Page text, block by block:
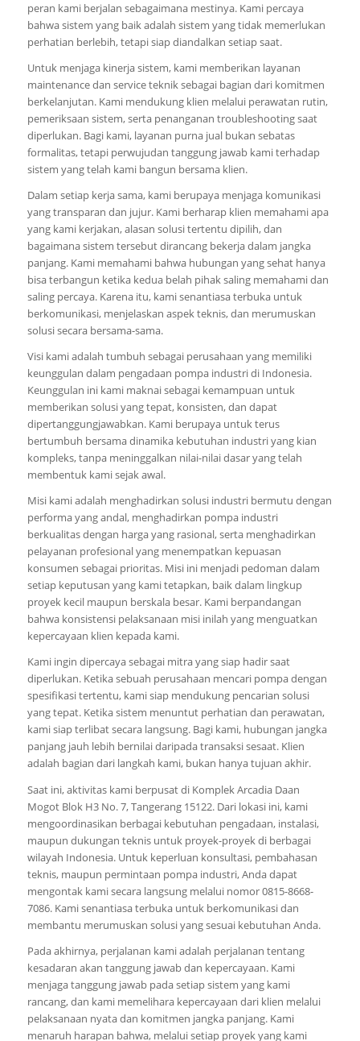
peran kami berjalan sebagaimana mestinya. Kami percaya
bahwa sistem yang baik adalah sistem yang tidak memerlukan
perhatian berlebih, tetapi siap diandalkan setiap saat.
Untuk menjaga kinerja sistem, kami memberikan layanan
maintenance dan service teknik sebagai bagian dari komitmen
berkelanjutan. Kami mendukung klien melalui perawatan rutin,
pemeriksaan sistem, serta penanganan troubleshooting saat
diperlukan. Bagi kami, layanan purna jual bukan sebatas
formalitas, tetapi perwujudan tanggung jawab kami terhadap
sistem yang telah kami bangun bersama klien.
Dalam setiap kerja sama, kami berupaya menjaga komunikasi
yang transparan dan jujur. Kami berharap klien memahami apa
yang kami kerjakan, alasan solusi tertentu dipilih, dan
bagaimana sistem tersebut dirancang bekerja dalam jangka
panjang. Kami memahami bahwa hubungan yang sehat hanya
bisa terbangun ketika kedua belah pihak saling memahami dan
saling percaya. Karena itu, kami senantiasa terbuka untuk
berkomunikasi, menjelaskan aspek teknis, dan merumuskan
solusi secara bersama-sama.
Visi kami adalah tumbuh sebagai perusahaan yang memiliki
keunggulan dalam pengadaan pompa industri di Indonesia.
Keunggulan ini kami maknai sebagai kemampuan untuk
memberikan solusi yang tepat, konsisten, dan dapat
dipertanggungjawabkan. Kami berupaya untuk terus
bertumbuh bersama dinamika kebutuhan industri yang kian
kompleks, tanpa meninggalkan nilai-nilai dasar yang telah
membentuk kami sejak awal.
Misi kami adalah menghadirkan solusi industri bermutu dengan
performa yang andal, menghadirkan pompa industri
berkualitas dengan harga yang rasional, serta menghadirkan
pelayanan profesional yang menempatkan kepuasan
konsumen sebagai prioritas. Misi ini menjadi pedoman dalam
setiap keputusan yang kami tetapkan, baik dalam lingkup
proyek kecil maupun berskala besar. Kami berpandangan
bahwa konsistensi pelaksanaan misi inilah yang menguatkan
kepercayaan klien kepada kami.
Kami ingin dipercaya sebagai mitra yang siap hadir saat
diperlukan. Ketika sebuah perusahaan mencari pompa dengan
spesifikasi tertentu, kami siap mendukung pencarian solusi
yang tepat. Ketika sistem menuntut perhatian dan perawatan,
kami siap terlibat secara langsung. Bagi kami, hubungan jangka
panjang jauh lebih bernilai daripada transaksi sesaat. Klien
adalah bagian dari langkah kami, bukan hanya tujuan akhir.
Saat ini, aktivitas kami berpusat di Komplek Arcadia Daan
Mogot Blok H3 No. 7, Tangerang 15122. Dari lokasi ini, kami
mengoordinasikan berbagai kebutuhan pengadaan, instalasi,
maupun dukungan teknis untuk proyek-proyek di berbagai
wilayah Indonesia. Untuk keperluan konsultasi, pembahasan
teknis, maupun permintaan pompa industri, Anda dapat
mengontak kami secara langsung melalui nomor 0815-8668-
7086. Kami senantiasa terbuka untuk berkomunikasi dan
membantu merumuskan solusi yang sesuai kebutuhan Anda.
Pada akhirnya, perjalanan kami adalah perjalanan tentang
kesadaran akan tanggung jawab dan kepercayaan. Kami
menjaga tanggung jawab pada setiap sistem yang kami
rancang, dan kami memelihara kepercayaan dari klien melalui
pelaksanaan nyata dan komitmen jangka panjang. Kami
menaruh harapan bahwa, melalui setiap proyek yang kami